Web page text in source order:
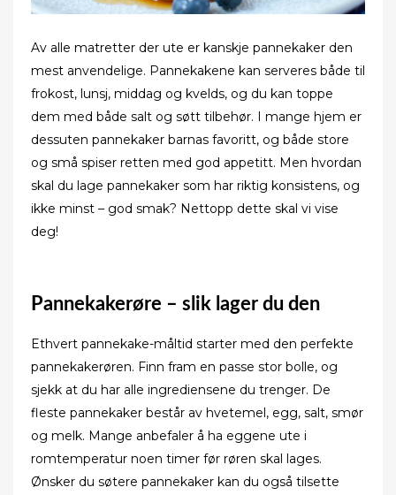
Av alle matretter der ute er kanskje pannekaker den
mest anvendelige. Pannekakene kan serveres både til
frokost, lunsj, middag og kvelds, og du kan toppe
dem med både salt og søtt tilbehør. I mange hjem er
dessuten pannekaker barnas favoritt, og både store
og små spiser retten med god appetitt. Men hvordan
skal du lage pannekaker som har riktig konsistens, og
ikke minst – god smak? Nettopp dette skal vi vise
deg!
Pannekakerøre – slik lager du den
Ethvert pannekake-måltid starter med den perfekte
pannekakerøren. Finn fram en passe stor bolle, og
sjekk at du har alle ingrediensene du trenger. De
fleste pannekaker består av hvetemel, egg, salt, smør
og melk. Mange anbefaler å ha eggene ute i
romtemperatur noen timer før røren skal lages.
Ønsker du søtere pannekaker kan du også tilsette